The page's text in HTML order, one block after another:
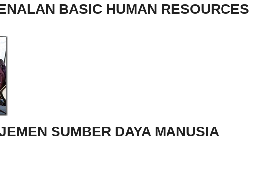
BASIC HUMAN RESOURCES
SUMBER DAYA MANUSIA